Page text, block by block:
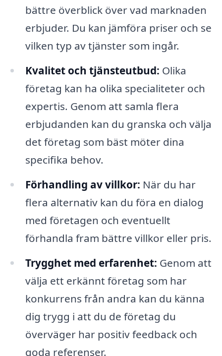
bättre överblick över vad marknaden
erbjuder. Du kan jämföra priser och se
vilken typ av tjänster som ingår.
Kvalitet och tjänsteutbud: Olika
företag kan ha olika specialiteter och
expertis. Genom att samla flera
erbjudanden kan du granska och välja
det företag som bäst möter dina
specifika behov.
Förhandling av villkor: När du har
flera alternativ kan du föra en dialog
med företagen och eventuellt
förhandla fram bättre villkor eller pris.
Trygghet med erfarenhet: Genom att
välja ett erkännt företag som har
konkurrens från andra kan du känna
dig trygg i att du de företag du
överväger har positiv feedback och
goda referenser.